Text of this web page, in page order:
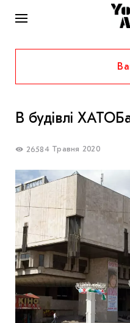
THE UKRAINIAN
В будівлі
26584 Травня 2020